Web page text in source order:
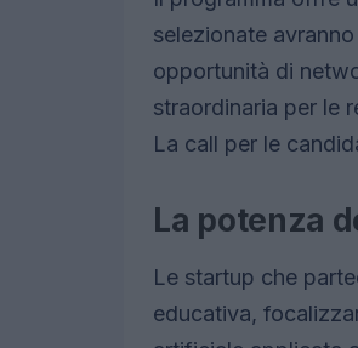
selezionate
opportunità di
straordinaria per le
La call per le
La potenza
Le startup che
educativa,